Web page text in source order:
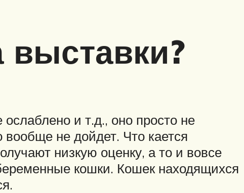
выставки?
и т.д., оно просто не
вообще не дойдет. Что кается
низкую оценку, а то и вовсе
кошки. Кошек находящихся